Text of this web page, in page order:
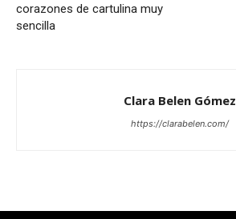
corazones de cartulina muy
sencilla
Clara Belen Gómez
https://clarabelen.com/